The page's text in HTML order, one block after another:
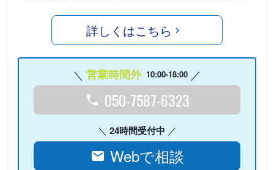
詳しくはこちら
営業時間外 10:00-18:00
050-7587-6323
24時間受付中
Webで相談